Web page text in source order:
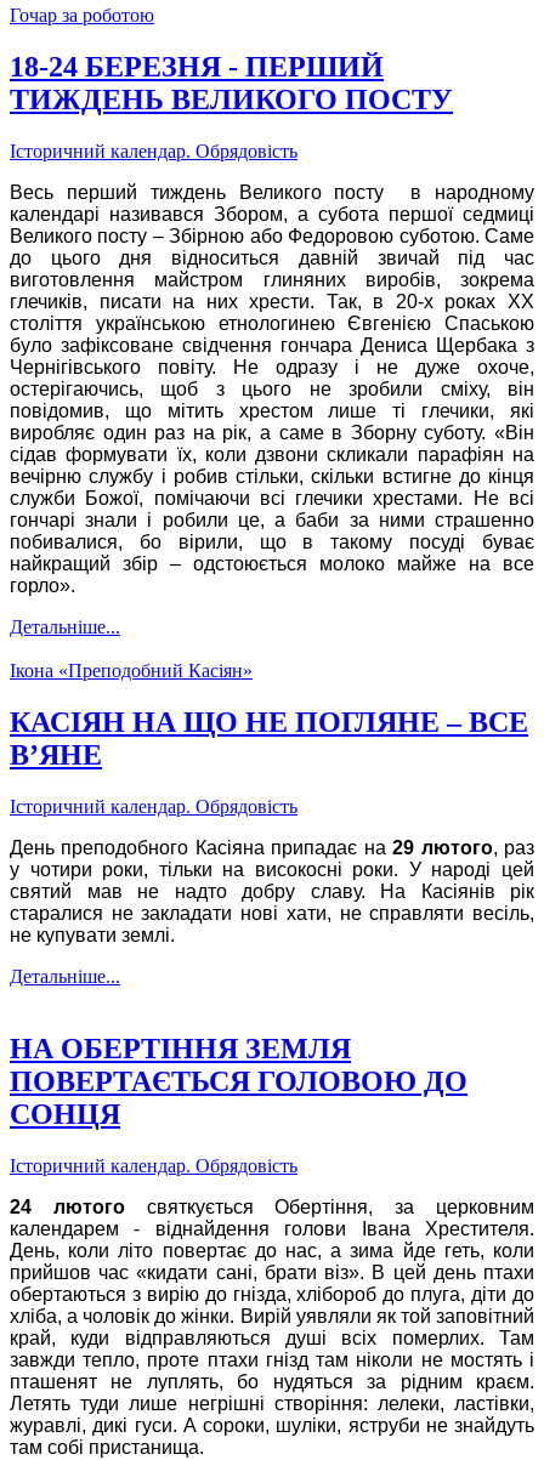
Гочар за роботою
18-24 БЕРЕЗНЯ - ПЕРШИЙ
ТИЖДЕНЬ ВЕЛИКОГО ПОСТУ
Історичний календар. Обрядовість
Весь перший тиждень Великого посту в народному
календарі називався Збором, а субота першої седмиці
Великого посту – Збірною або Федоровою суботою. Саме
до цього дня відноситься давній звичай під час
виготовлення майстром глиняних виробів, зокрема
глечиків, писати на них хрести. Так, в 20-х роках ХХ
століття українською етнологинею Євгенією Спаською
було зафіксоване свідчення гончара Дениса Щербака з
Чернігівського повіту. Не одразу і не дуже охоче,
остерігаючись, щоб з цього не зробили сміху, він
повідомив, що мітить хрестом лише ті глечики, які
виробляє один раз на рік, а саме в Зборну суботу. «Він
сідав формувати їх, коли дзвони скликали парафіян на
вечірню службу і робив стільки, скільки встигне до кінця
служби Божої, помічаючи всі глечики хрестами. Не всі
гончарі знали і робили це, а баби за ними страшенно
побивалися, бо вірили, що в такому посуді буває
найкращий збір – одстоюється молоко майже на все
горло».
Детальніше...
Ікона «Преподобний Касіян»
КАСІЯН НА ЩО НЕ ПОГЛЯНЕ – ВСЕ
В’ЯНЕ
Історичний календар. Обрядовість
День преподобного Касіяна припадає на29 лютого, раз
у чотири роки, тільки на високосні роки. У народі цей
святий мав не надто добру славу. На Касіянів рік
старалися не закладати нові хати, не справляти весіль,
не купувати землі.
Детальніше...
НА ОБЕРТІННЯ ЗЕМЛЯ
ПОВЕРТАЄТЬСЯ ГОЛОВОЮ ДО
СОНЦЯ
Історичний календар. Обрядовість
24 лютогосвяткується Обертіння, за церковним
календарем - віднайдення голови Івана Хрестителя.
День, коли літо повертає до нас, а зима йде геть, коли
прийшов час «кидати сані, брати віз». В цей день птахи
обертаються з вирію до гнізда, хлібороб до плуга, діти до
хліба, а чоловік до жінки. Вирій уявляли як той заповітний
край, куди відправляються душі всіх померлих. Там
завжди тепло, проте птахи гнізд там ніколи не мостять і
пташенят не луплять, бо нудяться за рідним краєм.
Летять туди лише негрішні створіння: лелеки, ластівки,
журавлі, дикі гуси. А сороки, шуліки, яструби не знайдуть
там собі пристанища.